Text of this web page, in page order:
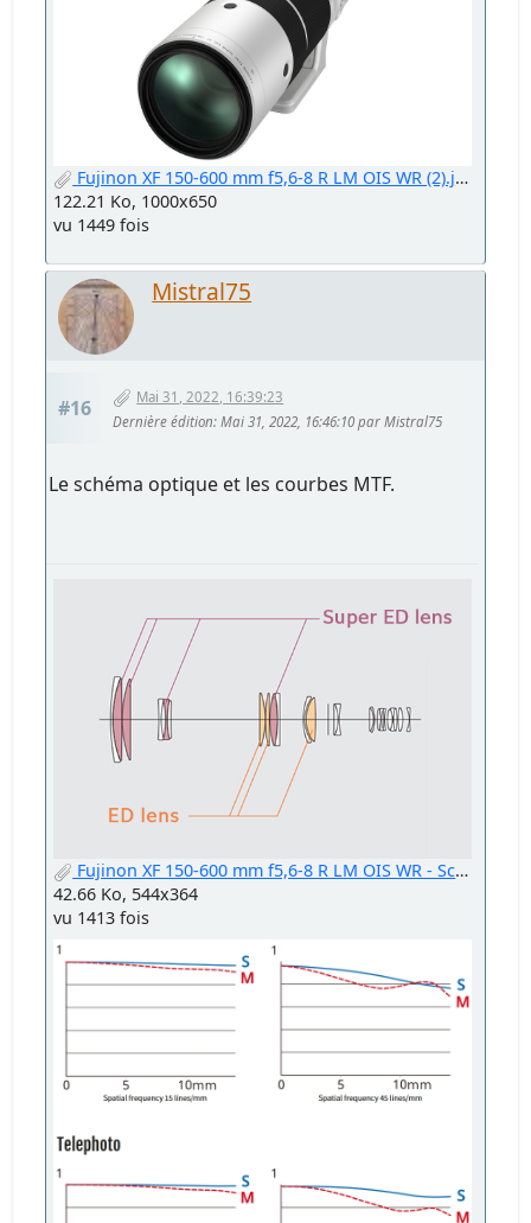
Fujinon XF 150-600 mm f5,6-8 R LM OIS WR (2).jpg
122.21 Ko, 1000x650
vu 1449 fois
Mistral75
#16
Mai 31, 2022, 16:39:23
Dernière édition: Mai 31, 2022, 16:46:10 par Mistral75
Le schéma optique et les courbes MTF.
Fujinon XF 150-600 mm f5,6-8 R LM OIS WR - Schema optique.jpg
42.66 Ko, 544x364
vu 1413 fois